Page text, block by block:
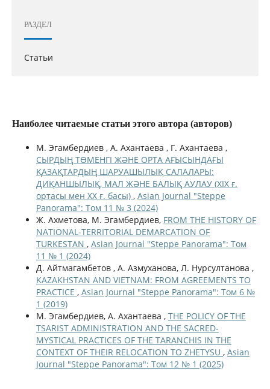
РАЗДЕЛ
Статьи
Наиболее читаемые статьи этого автора (авторов)
М. Эгамбердиев , А. Ахантаева , Г. Ахантаева ,
СЫРДЫҢ ТӨМЕНГІ ЖӘНЕ ОРТА АҒЫСЫНДАҒЫ
ҚАЗАҚТАРДЫҢ ШАРУАШЫЛЫҚ САЛАЛАРЫ:
ДИҚАНШЫЛЫҚ, МАЛ ЖӘНЕ БАЛЫҚ АУЛАУ (ХIХ ғ.
ортасы мен ХХ ғ. басы) , Asian Journal "Steppe
Panorama": Том 11 № 3 (2024)
Ж. Ахметова, М. Эгамбердиев, FROM THE HISTORY OF
NATIONAL-TERRITORIAL DEMARCATION OF
TURKESTAN , Asian Journal "Steppe Panorama": Том
11 № 1 (2024)
Д. Айтмагамбетов , А. Азмуханова, Л. Нурсултанова ,
KAZAKHSTAN AND VIETNAM: FROM AGREEMENTS TO
PRACTICE , Asian Journal "Steppe Panorama": Том 6 №
1 (2019)
М. Эгамбердиев, А. Ахантаева , THE POLICY OF THE
TSARIST ADMINISTRATION AND THE SACRED-
MYSTICAL PRACTICES OF THE TARANCHIS IN THE
CONTEXT OF THEIR RELOCATION TO ZHETYSU , Asian
Journal "Steppe Panorama": Том 12 № 1 (2025)